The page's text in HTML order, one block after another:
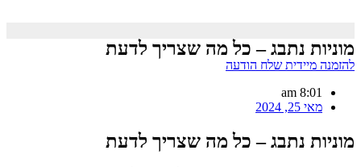
מוניות נתבג – כל מה שצריך לדעת
להזמנה מיידית שלח הודעה
8:01 am
מאי 25, 2024
מוניות נתבג – כל מה שצריך לדעת